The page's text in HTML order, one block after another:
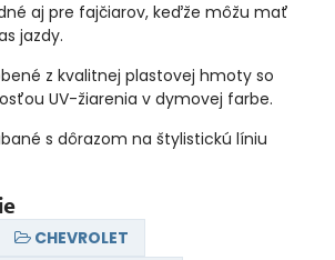
aj pre fajčiarov, keďže môžu mať
jazdy.
z kvalitnej plastovej hmoty so
UV-žiarenia v dymovej farbe.
s dôrazom na štylistickú líniu
CHEVROLET